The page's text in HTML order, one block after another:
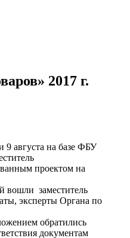
2017 г.
9 августа на базе ФБУ
проектом на
вошли заместитель
эксперты Органа по
обратились
документам